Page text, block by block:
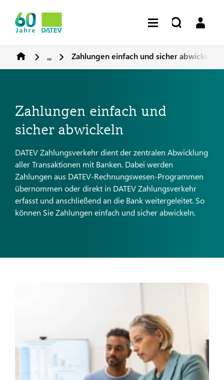
... Zahlungen einfach und sicher abwickeln
Zahlungen einfach und
sicher abwickeln
DATEV Zahlungsverkehr dient der zentralen Abwicklung
aller Transaktionen mit Banken. Dabei werden
Zahlungen aus DATEV-Rechnungswesen-Programmen
übernommen oder direkt in DATEV Zahlungsverkehr
erfasst und anschließend an die Bank weitergeleitet. So
können Sie Zahlungen einfach und sicher abwickeln.